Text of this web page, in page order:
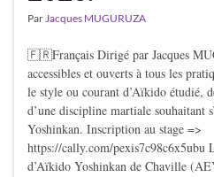
ParJacques MUGURUZA
🇫🇷Français Dirigé par Jacques
accessibles et ouverts à tous les
le style ou courant d’Aïkido étudié,
d’une discipline martiale souhaitant
Yoshinkan. Inscription au stage =>
https://cally.com/pexis7c98c6x5ubu
d’Aïkido Yoshinkan de Chaville